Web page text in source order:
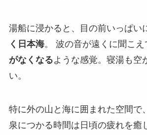
湯船に浸かると、目の前いっぱい
く日本海。 波の音が遠くに聞こえ
がなくなるような感覚。寝湯も空
い。
特に外の山と海に囲まれた空間で
泉につかる時間は日頃の疲れを癒